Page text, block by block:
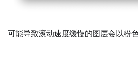
可能导致滚动速度缓慢的图层会以粉色